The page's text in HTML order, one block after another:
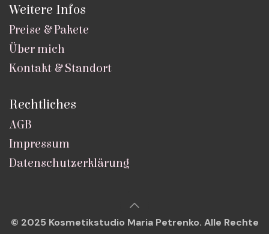
Weitere Infos
Preise & Pakete
Über mich
Kontakt & Standort
Rechtliches
AGB
Impressum
Datenschutzerklärung
© 2025 Kosmetikstudio Maria Petrenko. Alle Rechte